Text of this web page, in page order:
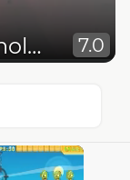
Silent Insanity Pt : Psychological Trauma 7.0